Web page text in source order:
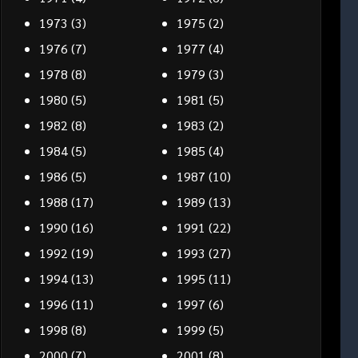
1973 (3) 1975 (2)
1976 (7) 1977 (4)
1978 (8) 1979 (3)
1980 (5) 1981 (5)
1982 (8) 1983 (2)
1984(5) 1985 (4)
1986 (5) 1987 (10)
1988 (17) 1989 (13)
1990 (16) 1991 (22)
1992 (19) 1993 (27)
1994(13) 1995 (11)
1996 (11) 1997 (6)
1998 (8) 1999 (5)